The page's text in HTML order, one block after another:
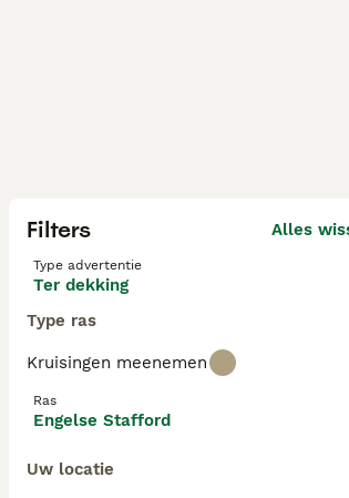
Filters Alles
Type advertentie
Ter dekking
Type ras
Kruisingen meenemen
Ras
Engelse Stafford
Uw locatie